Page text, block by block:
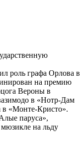
роль графа Орлова в
на премию
Вероны в
в «Нотр-Дам
в «Монте-Кристо».
паруса»,
мюзикле на льду